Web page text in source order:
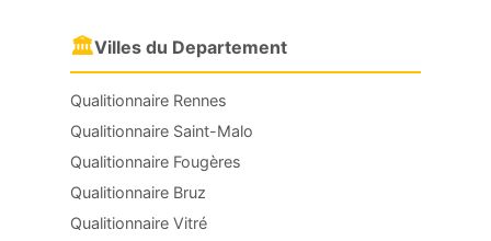
🏛Villes du Departement
Qualitionnaire Rennes
Qualitionnaire Saint-Malo
Qualitionnaire Fougères
Qualitionnaire Bruz
Qualitionnaire Vitré